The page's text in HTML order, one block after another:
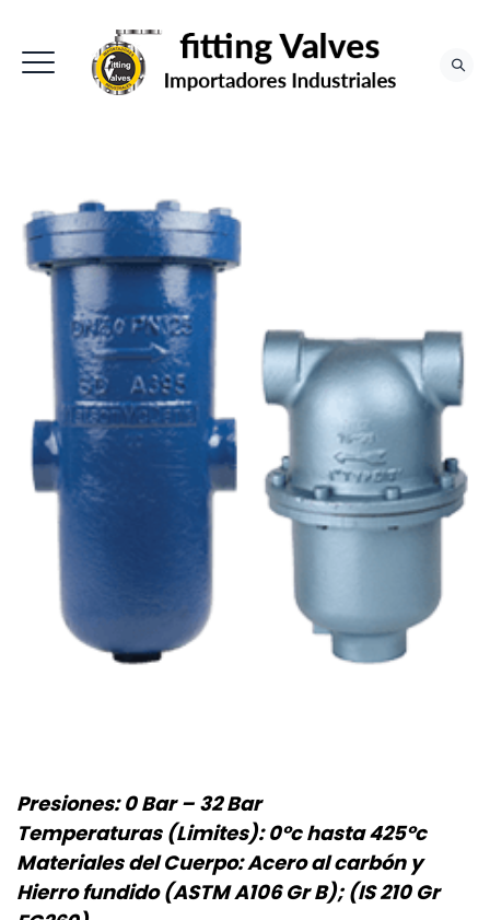
Presiones: 0 Bar – 32 Bar
Temperaturas (Limites): 0°c hasta 425°c
Materiales del Cuerpo: Acero al carbón y
Hierro fundido (ASTM A106 Gr B); (IS 210 Gr